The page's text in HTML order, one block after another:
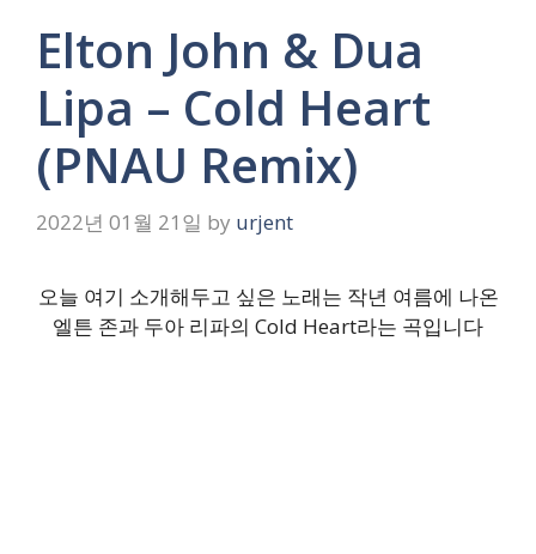
Elton John & Dua
Lipa – Cold Heart
(PNAU Remix)
2022년 01월 21일 by urjent
오늘 여기 소개해두고 싶은 노래는 작년 여름에 나온
엘튼 존과 두아 리파의 Cold Heart라는 곡입니다